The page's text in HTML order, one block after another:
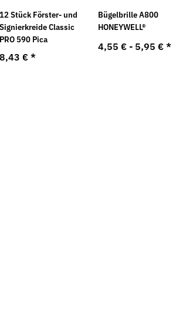
12 Stück Förster- und
Signierkreide Classic
PRO 590 Pica
8,43 €*
Bügelbrille A800
HONEYWELL®
4,55 € - 5,95 €*